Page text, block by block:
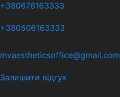
+380676163333
+380506163333
mvaestheticsoffice@gmail.com
Залишити відгук